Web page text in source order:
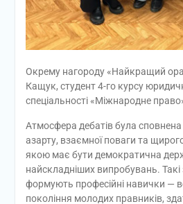
Окрему нагороду «Найкращий
Кащук, студент 4-го курсу
спеціальності «Міжнародне
Атмосфера дебатів була сповнена
азарту, взаємної поваги та
якою має бути демократична
найскладніших випробувань.
формують професійні навички —
покоління молодих правників,